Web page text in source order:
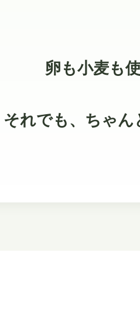
卵も小麦も
それでも、ちゃん